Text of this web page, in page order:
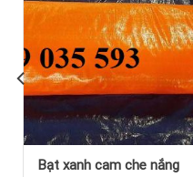
Bạt xanh cam che nắng